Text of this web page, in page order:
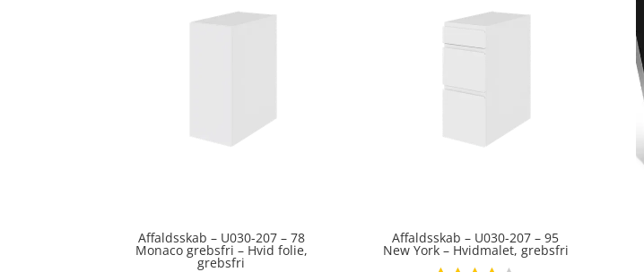
Affaldsskab – U030-207 – 78
Monaco grebsfri – Hvid folie,
grebsfri
Affaldsskab – U030-207 – 95
New York – Hvidmalet, grebsfri